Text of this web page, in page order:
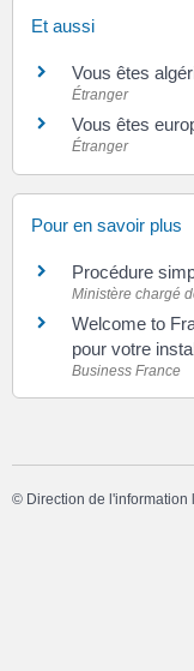
Et aussi
Vous êtes
Étranger
Vous êtes
Étranger
Pour en savoir plus
Procédure
Ministère chargé
Welcome to
pour votre
Business France
© Direction de l'information